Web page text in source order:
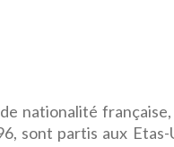
nationalité
sont partis aux Etas-